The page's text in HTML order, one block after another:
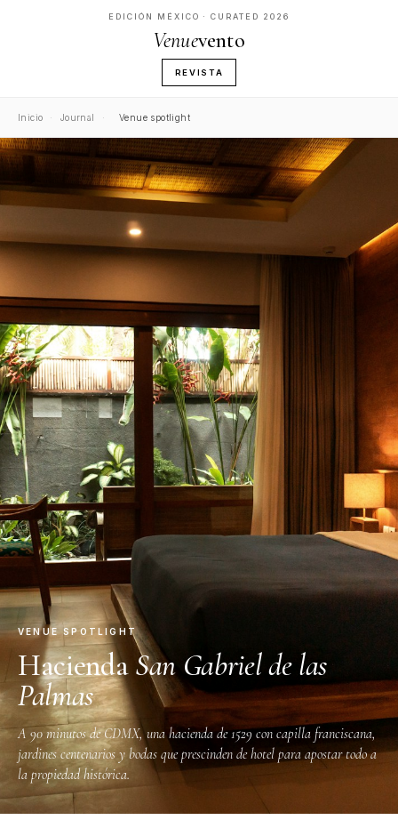
EDICIÓN MÉXICO · CURATED 2026
Venuevento
REVISTA
Inicio · Journal · Venue spotlight
VENUE SPOTLIGHT
HaciendaSan Gabriel de las
Palmas
A 90 minutos de CDMX, una hacienda de 1529 con capilla franciscana,
jardines centenarios y bodas que prescinden de hotel para apostar todo a
la propiedad histórica.